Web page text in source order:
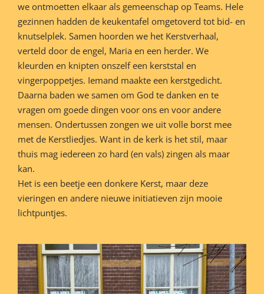
we ontmoetten elkaar als gemeenschap op Teams. Hele
gezinnen hadden de keukentafel omgetoverd tot bid- en
knutselplek. Samen hoorden we het Kerstverhaal,
verteld door de engel, Maria en een herder. We
kleurden en knipten onszelf een kerststal en
vingerpoppetjes. Iemand maakte een kerstgedicht.
Daarna baden we samen om God te danken en te
vragen om goede dingen voor ons en voor andere
mensen. Ondertussen zongen we uit volle borst mee
met de Kerstliedjes. Want in de kerk is het stil, maar
thuis mag iedereen zo hard (en vals) zingen als maar
kan.
Het is een beetje een donkere Kerst, maar deze
vieringen en andere nieuwe initiatieven zijn mooie
lichtpuntjes.